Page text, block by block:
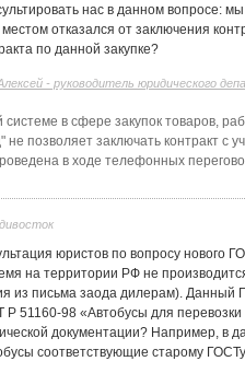
нас в данном вопросе:
отказался от заключения
по данной закупке?
- руководитель юридического
в сфере закупок товаров,
позволяет заключать контракт с
в ходе телефонных
юристов по вопросу нового
на территории РФ не
письма заода дилерам). Данный
51160-98 «Автобусы для
документации? Например,
соответствующие старому